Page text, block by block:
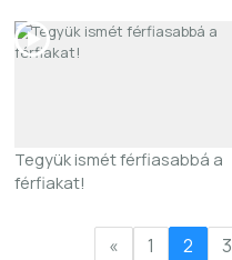
Tegyük ismét férfiasabbá a
férfiakat!
« 1 2 3